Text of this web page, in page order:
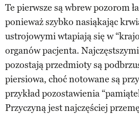
Te pierwsze są wbrew pozorom
ponieważ szybko nasiąkając
ustrojowymi wtapiają się w
organów pacjenta.
pozostają przedmioty są
piersiowa, choć notowane są
przykład pozostawienia
Przyczyną jest najczęściej